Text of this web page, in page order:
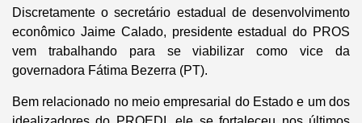
Discretamente o secretário estadual de desenvolvimento
econômico Jaime Calado, presidente estadual do PROS
vem trabalhando para se viabilizar como vice da
governadora Fátima Bezerra (PT).
Bem relacionado no meio empresarial do Estado e um dos